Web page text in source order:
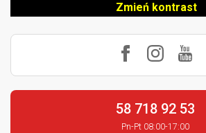
Zmień kontrast
58 718 92 53
Pn-Pt 08:00-17:00